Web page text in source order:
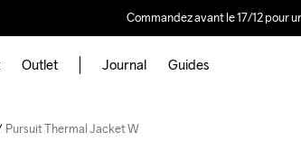
Commandez avant le 17/12 pour
Outlet Journal Guides
Pursuit Thermal Jacket W